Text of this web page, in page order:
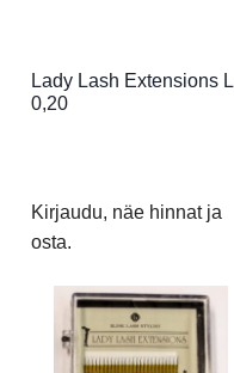
Lady Lash Extensions L
0,20
Kirjaudu, näe hinnat ja
osta.